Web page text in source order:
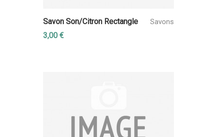
Savon Son/Citron Rectangle Savons
3,00 €